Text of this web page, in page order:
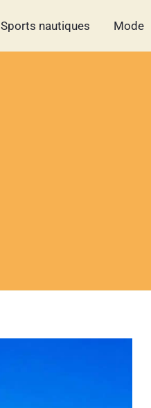
Sports nautiques Mode